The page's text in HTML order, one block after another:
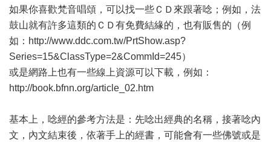
如果你喜歡梵音唱頌，可以找一些ＣＤ來跟著唸；例如，法
鼓山就有許多這類的ＣＤ有免費結緣的，也有販售的（例
如：http://www.ddc.com.tw/PrtShow.asp?
Series=15&ClassType=2&CommId=245）
或是網路上也有一些線上資源可以下載，例如：
http://book.bfnn.org/article_02.htm
基本上，唸經的參考方法是：先唸出經典的名稱，接著唸內
文，內文結束後，依著手上的經書，可能會有一些佛號或是